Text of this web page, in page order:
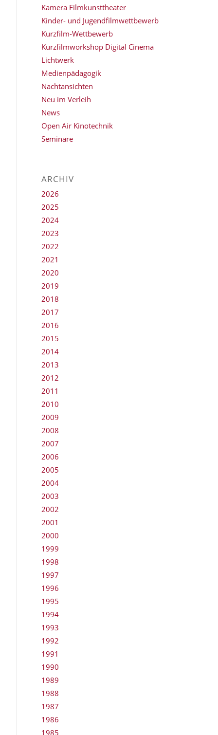
Kamera Filmkunsttheater
Kinder- und Jugendfilmwettbewerb
Kurzfilm-Wettbewerb
Kurzfilmworkshop Digital Cinema
Lichtwerk
Medienpädagogik
Nachtansichten
Neu im Verleih
News
Open Air Kinotechnik
Seminare
ARCHIV
2026
2025
2024
2023
2022
2021
2020
2019
2018
2017
2016
2015
2014
2013
2012
2011
2010
2009
2008
2007
2006
2005
2004
2003
2002
2001
2000
1999
1998
1997
1996
1995
1994
1993
1992
1991
1990
1989
1988
1987
1986
1985